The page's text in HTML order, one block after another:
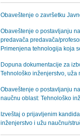
Obaveštenje o završetku
Obaveštenje o postavljanju
predavača predavača/
Primenjena tehnologija koja
Dopuna dokumentacije za
Tehnološko inženjerstvo,
Obaveštenje o postavljanju
naučnu oblast: Tehnološko
Izveštaj o prijavljenim
inženjerstvo i užu naučnu/